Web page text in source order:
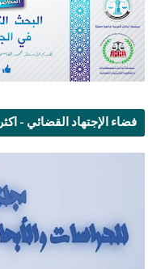
فضاء الإجتهاد القضائي - اكثر 25 ألف قرار قضائي